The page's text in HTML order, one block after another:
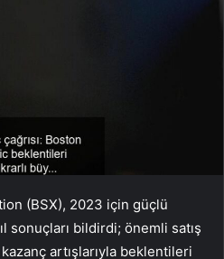
(BSX), 2023 için güçlü
sonuçları bildirdi; önemli satış
artışlarıyla beklentileri